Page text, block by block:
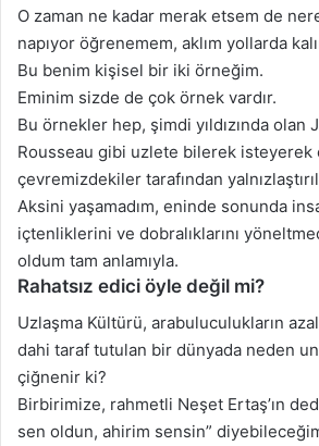
O zaman ne kadar merak etsem de
napıyor öğrenemem, aklım yollarda
Bu benim kişisel bir iki örneğim.
Eminim sizde de çok örnek vardır.
Bu örnekler hep, şimdi yıldızında olan
Rousseau gibi uzlete bilerek isteyerek
çevremizdekiler tarafından
Aksini yaşamadım, eninde sonunda
içtenliklerini ve dobralıklarını
oldum tam anlamıyla.
Rahatsız edici öyle değil mi?
Uzlaşma Kültürü, arabuluculukların
dahi taraf tutulan bir dünyada neden
çiğnenir ki?
Birbirimize, rahmetli Neşet Ertaş’ın
sen oldun, ahirim sensin”